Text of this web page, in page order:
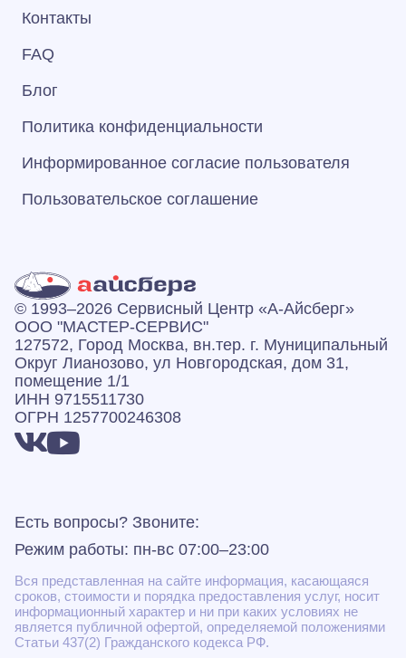
Контакты
FAQ
Блог
Политика конфиденциальности
Информированное согласие пользователя
Пользовательское соглашение
© 1993–2026 Сервисный Центр «А‑Айсберг»
ООО "МАСТЕР-СЕРВИС"
127572, Город Москва, вн.тер. г. Муниципальный
Округ Лианозово, ул Новгородская, дом 31,
помещение 1/1
ИНН 9715511730
ОГРН 1257700246308
Есть вопросы? Звоните:
Режим работы: пн-вс 07:00–23:00
Вся представленная на сайте информация, касающаяся
сроков, стоимости и порядка предоставления услуг, носит
информационный характер и ни при каких условиях не
является публичной офертой, определяемой положениями
Статьи 437(2) Гражданского кодекса РФ.